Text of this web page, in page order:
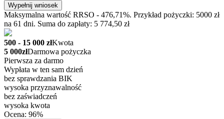
Wypełnij wniosek
Maksymalna wartość RRSO - 476,71%. Przykład pożyczki: 5000 zł
na 61 dni. Suma do zapłaty: 5 774,50 zł
500 - 15 000 złKwota
5 000złDarmowa pożyczka
Pierwsza za darmo
Wypłata w ten sam dzień
bez sprawdzania BIK
wysoka przyznawalność
bez zaświadczeń
wysoka kwota
Ocena: 96%